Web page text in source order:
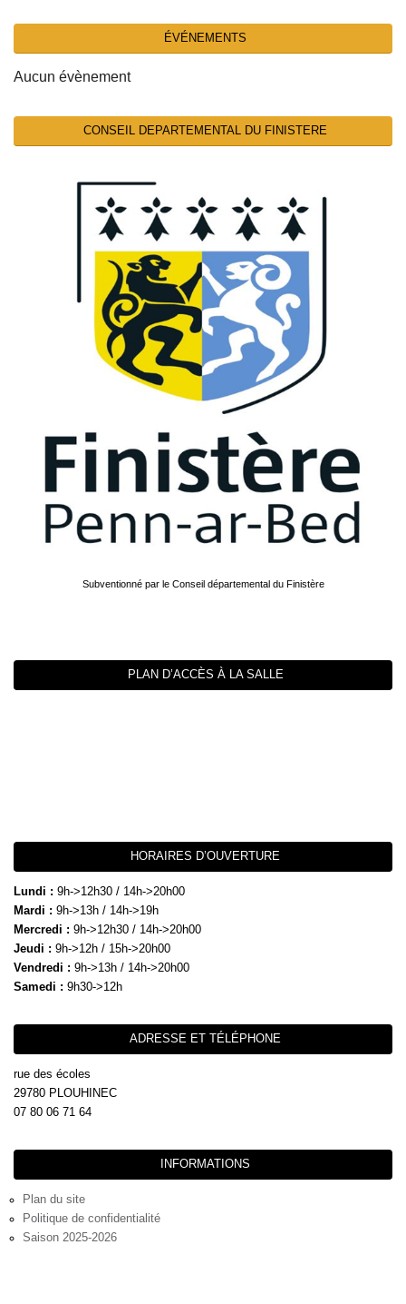
ÉVÉNEMENTS
Aucun évènement
CONSEIL DEPARTEMENTAL DU FINISTERE
Subventionné par le Conseil départemental du Finistère
PLAN D’ACCÈS À LA SALLE
HORAIRES D’OUVERTURE
Lundi : 9h->12h30 / 14h->20h00
Mardi : 9h->13h / 14h->19h
Mercredi : 9h->12h30 / 14h->20h00
Jeudi : 9h->12h / 15h->20h00
Vendredi : 9h->13h / 14h->20h00
Samedi : 9h30->12h
ADRESSE ET TÉLÉPHONE
rue des écoles
29780 PLOUHINEC
07 80 06 71 64
INFORMATIONS
Plan du site
Politique de confidentialité
Saison 2025-2026